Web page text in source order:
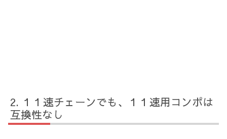
１１速チェーンでも、１１速用コンポは
互換性なし